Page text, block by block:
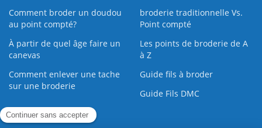
Comment broder un doudou
au point compté?
broderie traditionnelle Vs.
Point compté
À partir de quel âge faire un
canevas
Les points de broderie de A
à Z
Comment enlever une tache
sur une broderie
Guide fils à broder
Guide Fils DMC
Guide de la Broderie